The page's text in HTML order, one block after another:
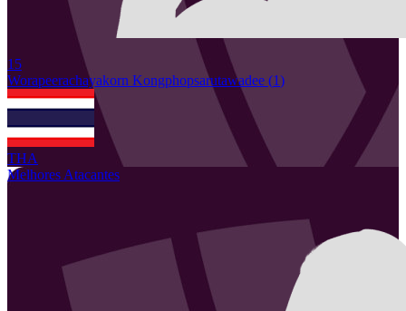
15
Worapeerachayakorn Kongphopsarutawadee (1)
THA
Melhores Atacantes